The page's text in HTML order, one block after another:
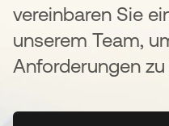
vereinbaren Sie
unserem Team,
Anforderungen